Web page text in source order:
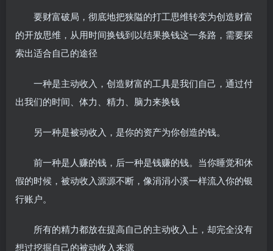
要财富破局，彻底地把狭隘的打工思维转变为创造财富
的开放思维，从用时间换钱到以结果换钱这一条路，需要探
索出适合自己的途径
一种是主动收入，创造财富的工具是我们自己，通过付
出我们的时间、体力、精力、脑力来换钱
另一种是被动收入，是你的资产为你创造的钱。
前一种是人赚的钱，后一种是钱赚的钱。当你睡觉和休
假的时候，被动收入源源不断，像涓涓小溪一样流入你的银
行账户。
所有的精力都放在提高自己的主动收入上，却完全没有
想过挖掘自己的被动收入来源